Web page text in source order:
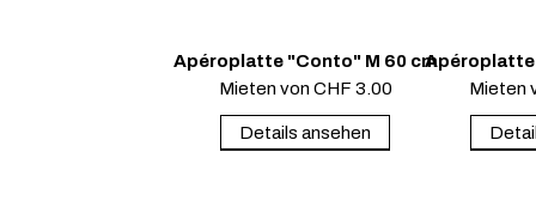
Apéroplatte "Conto" M 60 cm
Mieten von CHF 3.00
Details ansehen
Apéroplatte
Mieten